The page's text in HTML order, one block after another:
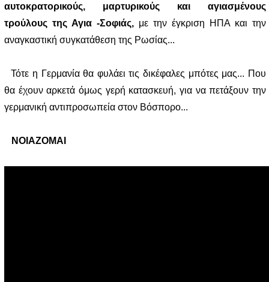
αυτοκρατορικούς, μαρτυρικούς και αγιασμένους
τρούλους της Αγια -Σοφιάς, με την έγκριση ΗΠΑ και την
αναγκαστική συγκατάθεση της Ρωσίας...
Τότε η Γερμανία θα φυλάει τις δικέφαλες μπότες μας... Που
θα έχουν αρκετά όμως γερή κατασκευή, για να πετάξουν την
γερμανική αντιπροσωπεία στον Βόσπορο...
ΝΟΙΑΖΟΜΑΙ